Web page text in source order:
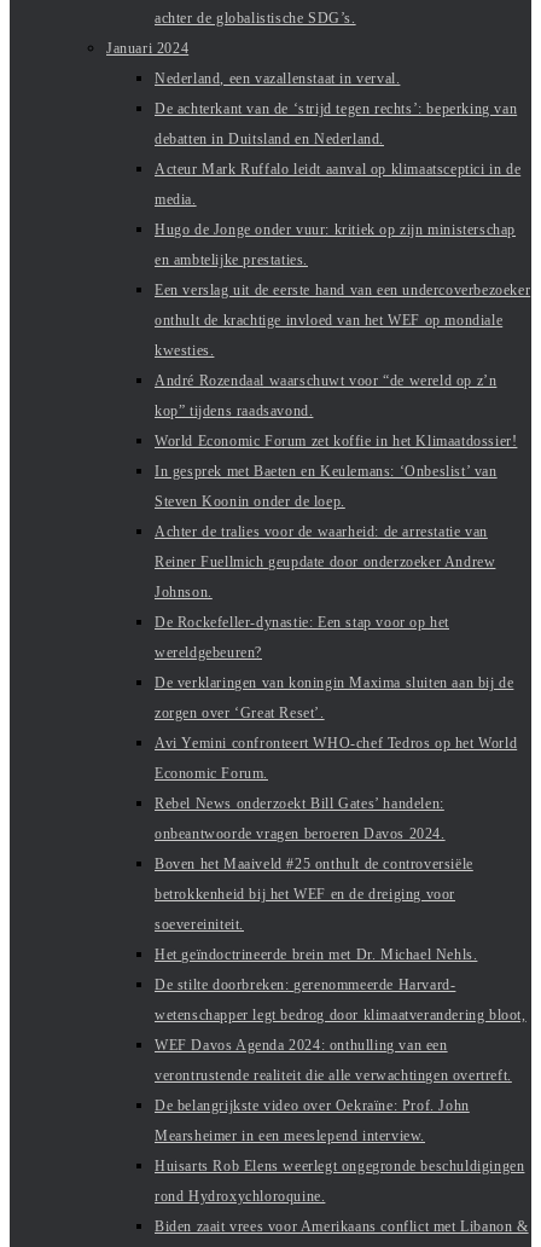
achter de globalistische SDG’s.
Januari 2024
Nederland, een vazallenstaat in verval.
De achterkant van de ‘strijd tegen rechts’: beperking van
debatten in Duitsland en Nederland.
Acteur Mark Ruffalo leidt aanval op klimaatsceptici in de
media.
Hugo de Jonge onder vuur: kritiek op zijn ministerschap
en ambtelijke prestaties.
Een verslag uit de eerste hand van een undercoverbezoeker
onthult de krachtige invloed van het WEF op mondiale
kwesties.
André Rozendaal waarschuwt voor “de wereld op z’n
kop” tijdens raadsavond.
World Economic Forum zet koffie in het Klimaatdossier!
In gesprek met Baeten en Keulemans: ‘Onbeslist’ van
Steven Koonin onder de loep.
Achter de tralies voor de waarheid: de arrestatie van
Reiner Fuellmich geupdate door onderzoeker Andrew
Johnson.
De Rockefeller-dynastie: Een stap voor op het
wereldgebeuren?
De verklaringen van koningin Maxima sluiten aan bij de
zorgen over ‘Great Reset’.
Avi Yemini confronteert WHO-chef Tedros op het World
Economic Forum.
Rebel News onderzoekt Bill Gates’ handelen:
onbeantwoorde vragen beroeren Davos 2024.
Boven het Maaiveld #25 onthult de controversiële
betrokkenheid bij het WEF en de dreiging voor
soevereiniteit.
Het geïndoctrineerde brein met Dr. Michael Nehls.
De stilte doorbreken: gerenommeerde Harvard-
wetenschapper legt bedrog door klimaatverandering bloot,
WEF Davos Agenda 2024: onthulling van een
verontrustende realiteit die alle verwachtingen overtreft.
De belangrijkste video over Oekraïne: Prof. John
Mearsheimer in een meeslepend interview.
Huisarts Rob Elens weerlegt ongegronde beschuldigingen
rond Hydroxychloroquine.
Biden zaait vrees voor Amerikaans conflict met Libanon &